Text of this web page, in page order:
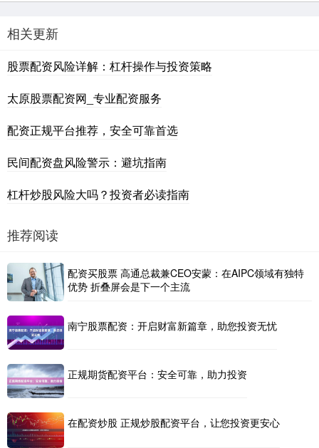
相关更新
股票配资风险详解：杠杆操作与投资策略
太原股票配资网_专业配资服务
配资正规平台推荐，安全可靠首选
民间配资盘风险警示：避坑指南
杠杆炒股风险大吗？投资者必读指南
推荐阅读
配资买股票 高通总裁兼CEO安蒙：在AIPC领域有独特
优势 折叠屏会是下一个主流
南宁股票配资：开启财富新篇章，助您投资无忧
正规期货配资平台：安全可靠，助力投资
在配资炒股 正规炒股配资平台，让您投资更安心